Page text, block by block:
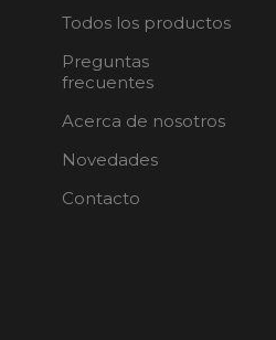
Todos los productos
Preguntas
frecuentes
Acerca de nosotros
Novedades
Contacto